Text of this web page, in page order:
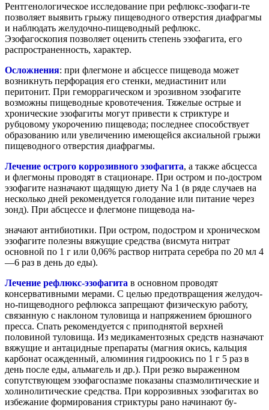
Рентгенологическое исследование при рефлюкс-ззофаги-те
позволяет выявить грыжу пищеводного отверстия диафрагмы
и наблюдать желудочно-пищеводный рефлюкс.
Эзофагоскопия позволяет оценить степень эзофагита, его
распространенность, характер.
Осложнения: при флегмоне и абсцессе пищевода может
возникнуть перфорация его стенки, медиастинит или
перитонит. При геморрагическом и эрозивном эзофагите
возможны пищеводные кровотечения. Тяжелые острые и
хронические эзофагиты могут привести к стриктуре и
рубцовому укорочению пищевода; последнее способствует
образованию или увеличению имеющейся аксиальной грыжи
пищеводного отверстия диафрагмы.
Лечение острого коррозивного эзофагита, а также абсцесса
и флегмоны проводят в стационаре. При остром и по-достром
эзофагите назначают щадящую диету Na 1 (в ряде случаев на
несколько дней рекомендуется голодание или питание через
зонд). При абсцессе и флегмоне пищевода на-
значают антибиотики. При остром, подостром и хроническом
эзофагите полезны вяжущие средства (висмута нитрат
основной по 1 г или 0,06% раствор нитрата серебра по 20 мл 4
—6 раз в день до еды).
Лечение рефлюкс-эзофагита в основном проводят
консервативными мерами. С целью предотвращения желудоч-
но-пищеводного рефлюкса запрещают физическую работу,
связанную с наклоном туловища и напряжением брюшного
пресса. Спать рекомендуется с приподнятой верхней
половиной туловища. Из медикаментозных средств назначают
вяжущие и антацидные препараты (магния окись, кальция
карбонат осажденный, алюминия гидроокись по 1 г 5 раз в
день после еды, альмагель и др.). При резко выраженном
сопутствующем эзофагоспазме показаны спазмолитические и
холинолитические средства. При коррозивных эзофагитах во
избежание формирования стриктуры рано начинают бу-